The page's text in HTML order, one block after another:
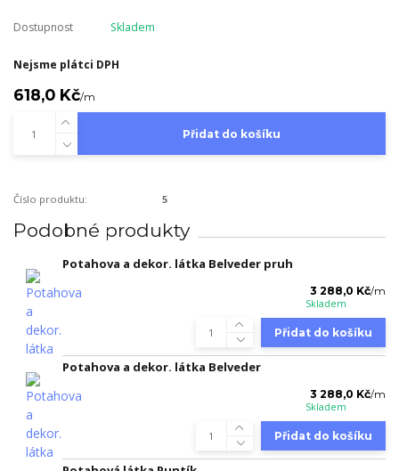
Dostupnost Skladem
Nejsme plátci DPH
618,0 Kč/m
Přidat do košíku
Číslo produktu: 5
Podobné produkty
Potahova a dekor. látka Belveder pruh
3 288,0 Kč/m
Skladem
Přidat do košíku
Potahova a dekor. látka Belveder
3 288,0 Kč/m
Skladem
Přidat do košíku